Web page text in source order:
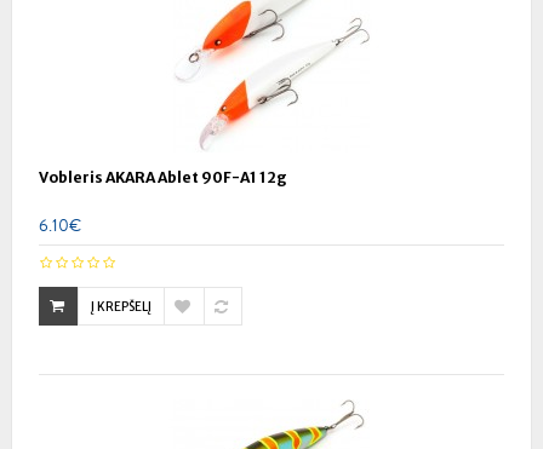
Vobleris AKARA Ablet 90F-A1 12g
6.10€
Į KREPŠELĮ